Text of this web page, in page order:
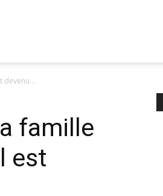
devenu...
famille
est